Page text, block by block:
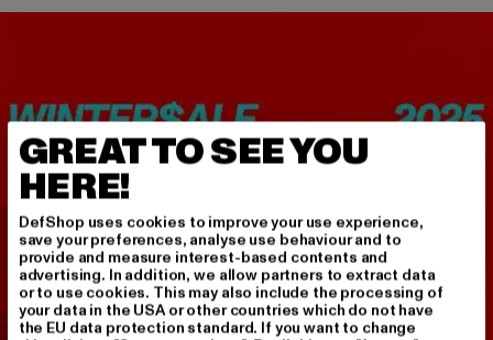
GREAT TO SEE YOU
HERE!
DefShop uses cookies to improve your use experience,
save your preferences, analyse use behaviour and to
provide and measure interest-based contents and
advertising. In addition, we allow partners to extract data
or to use cookies. This may also include the processing of
your data in the USA or other countries which do not have
the EU data protection standard. If you want to change